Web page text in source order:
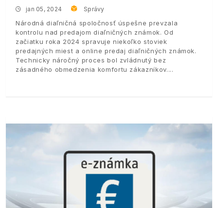
jan 05, 2024 Správy
Národná diaľničná spoločnosť úspešne prevzala
kontrolu nad predajom diaľničných známok. Od
začiatku roka 2024 spravuje niekoľko stoviek
predajných miest a online predaj diaľničných známok.
Technicky náročný proces bol zvládnutý bez
zásadného obmedzenia komfortu zákazníkov.